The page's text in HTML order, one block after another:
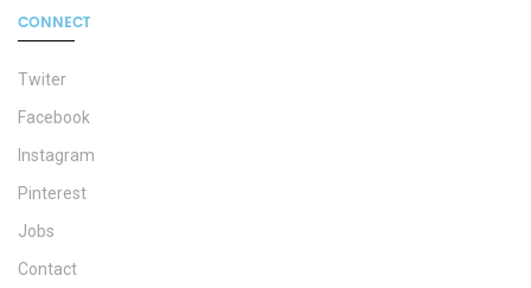
CONNECT
Twiter
Facebook
Instagram
Pinterest
Jobs
Contact